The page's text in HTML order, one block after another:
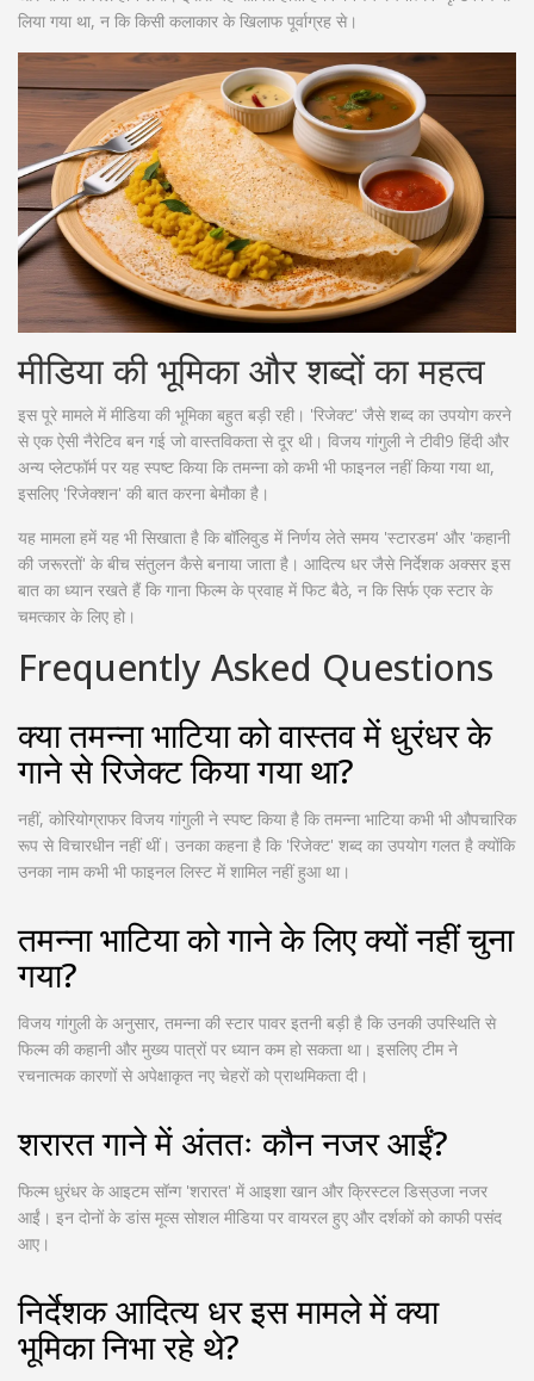
लिया गया था, न कि किसी कलाकार के खिलाफ पूर्वाग्रह से।
मीडिया की भूमिका और शब्दों का महत्व
इस पूरे मामले में मीडिया की भूमिका बहुत बड़ी रही। 'रिजेक्ट' जैसे शब्द का उपयोग करने
से एक ऐसी नैरेटिव बन गई जो वास्तविकता से दूर थी। विजय गांगुली ने टीवी9 हिंदी और
अन्य प्लेटफॉर्म पर यह स्पष्ट किया कि तमन्ना को कभी भी फाइनल नहीं किया गया था,
इसलिए 'रिजेक्शन' की बात करना बेमौका है।
यह मामला हमें यह भी सिखाता है कि बॉलिवुड में निर्णय लेते समय 'स्टारडम' और 'कहानी
की जरूरतों' के बीच संतुलन कैसे बनाया जाता है। आदित्य धर जैसे निर्देशक अक्सर इस
बात का ध्यान रखते हैं कि गाना फिल्म के प्रवाह में फिट बैठे, न कि सिर्फ एक स्टार के
चमत्कार के लिए हो।
Frequently Asked Questions
क्या तमन्ना भाटिया को वास्तव में धुरंधर के
गाने से रिजेक्ट किया गया था?
नहीं, कोरियोग्राफर विजय गांगुली ने स्पष्ट किया है कि तमन्ना भाटिया कभी भी औपचारिक
रूप से विचारधीन नहीं थीं। उनका कहना है कि 'रिजेक्ट' शब्द का उपयोग गलत है क्योंकि
उनका नाम कभी भी फाइनल लिस्ट में शामिल नहीं हुआ था।
तमन्ना भाटिया को गाने के लिए क्यों नहीं चुना
गया?
विजय गांगुली के अनुसार, तमन्ना की स्टार पावर इतनी बड़ी है कि उनकी उपस्थिति से
फिल्म की कहानी और मुख्य पात्रों पर ध्यान कम हो सकता था। इसलिए टीम ने
रचनात्मक कारणों से अपेक्षाकृत नए चेहरों को प्राथमिकता दी।
शरारत गाने में अंततः कौन नजर आईं?
फिल्म धुरंधर के आइटम सॉन्ग 'शरारत' में आइशा खान और क्रिस्टल डिस्उजा नजर
आईं। इन दोनों के डांस मूव्स सोशल मीडिया पर वायरल हुए और दर्शकों को काफी पसंद
आए।
निर्देशक आदित्य धर इस मामले में क्या
भूमिका निभा रहे थे?